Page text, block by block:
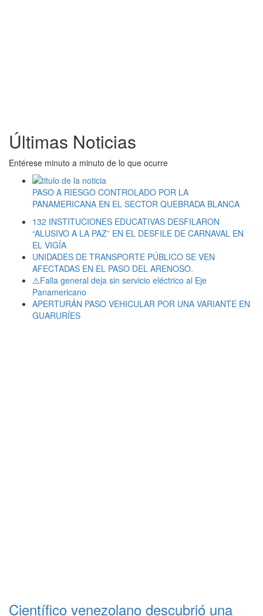
Últimas Noticias
Entérese minuto a minuto de lo que ocurre
PASO A RIESGO CONTROLADO POR LA
PANAMERICANA EN EL SECTOR QUEBRADA BLANCA
132 INSTITUCIONES EDUCATIVAS DESFILARON
“ALUSIVO A LA PAZ” EN EL DESFILE DE CARNAVAL EN
EL VIGÍA
UNIDADES DE TRANSPORTE PÚBLICO SE VEN
AFECTADAS EN EL PASO DEL ARENOSO.
⚠️Falla general deja sin servicio eléctrico al Eje
Panamericano
APERTURÁN PASO VEHICULAR POR UNA VARIANTE EN
GUARURÍES
Científico venezolano descubrió una